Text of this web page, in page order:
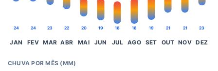
24 24 23 22 20 19 18 18 19 21 21 23
JAN FEV MAR ABR MAI JUN JUL AGO SET OUT NOV DEZ
CHUVA POR MÊS (MM)